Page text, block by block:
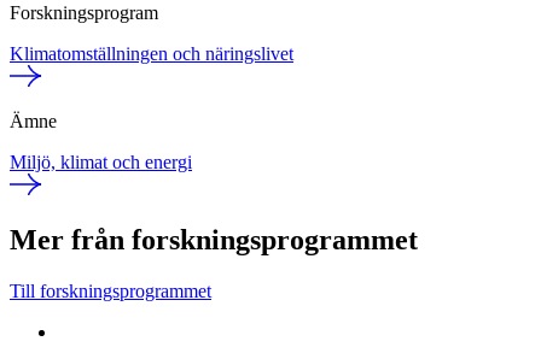
Forskningsprogram
Klimatomställningen och näringslivet
Ämne
Miljö, klimat och energi
Mer från forskningsprogrammet
Till forskningsprogrammet